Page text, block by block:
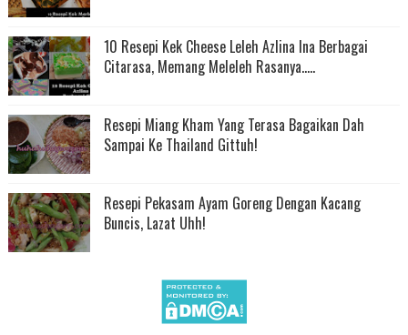
10 Resepi Kek Cheese Leleh Azlina Ina Berbagai
Citarasa, Memang Meleleh Rasanya.....
Resepi Miang Kham Yang Terasa Bagaikan Dah
Sampai Ke Thailand Gittuh!
Resepi Pekasam Ayam Goreng Dengan Kacang
Buncis, Lazat Uhh!